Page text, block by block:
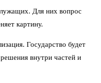
Для них вопрос
картину.
Государство будет
внутри частей и